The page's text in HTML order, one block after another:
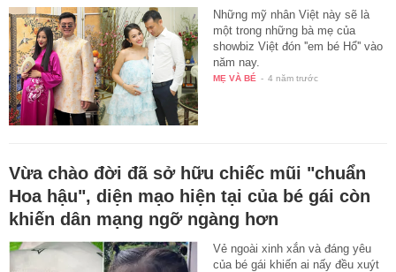
Những mỹ nhân Việt này sẽ là
một trong những bà mẹ của
showbiz Việt đón ''em bé Hổ'' vào
năm nay.
MẸ VÀ BÉ - 4 năm trước
Vừa chào đời đã sở hữu chiếc mũi "chuẩn
Hoa hậu", diện mạo hiện tại của bé gái còn
khiến dân mạng ngỡ ngàng hơn
Vẻ ngoài xinh xắn và đáng yêu
của bé gái khiến ai nấy đều xuýt